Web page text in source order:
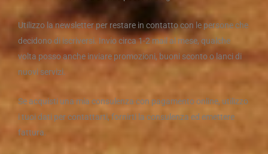
Utilizzo la newsletter per restare in contatto con le persone che
decidono di iscriversi. Invio circa 1-2 mail al mese, qualche
volta posso anche inviare promozioni, buoni sconto o lanci di
nuovi servizi.
Se acquisti una mia consulenza con pagamento online, utilizzo
i tuoi dati per contattarti, fornirti la consulenza ed emettere
fattura.